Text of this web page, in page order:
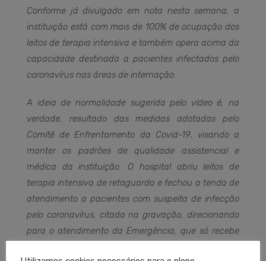
Conforme já divulgado em nota nesta semana, a
instituição está com mais de 100% de ocupação dos
leitos de terapia intensiva e também opera acima da
capacidade destinada a pacientes infectados pelo
coronavírus nas áreas de internação.
A ideia de normalidade sugerida pelo vídeo é, na
verdade, resultado das medidas adotadas pelo
Comitê de Enfrentamento da Covid-19, visando a
manter os padrões de qualidade assistencial e
médica da instituição. O hospital abriu leitos de
terapia intensiva de retaguarda e fechou a tenda de
atendimento a pacientes com suspeita de infecção
pelo coronavírus, citada na gravação, direcionando
para o atendimento da Emergência, que só recebe